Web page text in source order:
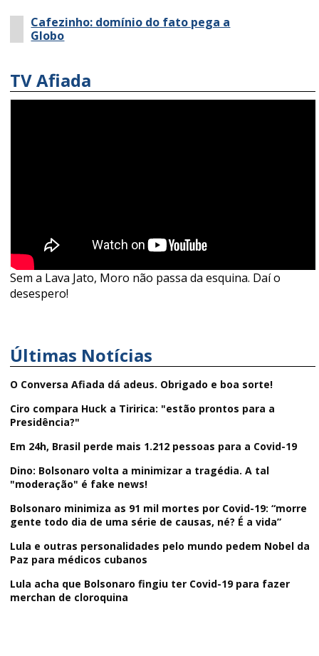
Cafezinho: domínio do fato pega a
Globo
TV Afiada
Sem a Lava Jato, Moro não passa da esquina. Daí o
desespero!
Últimas Notícias
O Conversa Afiada dá adeus. Obrigado e boa sorte!
Ciro compara Huck a Tiririca: "estão prontos para a
Presidência?"
Em 24h, Brasil perde mais 1.212 pessoas para a Covid-19
Dino: Bolsonaro volta a minimizar a tragédia. A tal
"moderação" é fake news!
Bolsonaro minimiza as 91 mil mortes por Covid-19: “morre
gente todo dia de uma série de causas, né? É a vida”
Lula e outras personalidades pelo mundo pedem Nobel da
Paz para médicos cubanos
Lula acha que Bolsonaro fingiu ter Covid-19 para fazer
merchan de cloroquina